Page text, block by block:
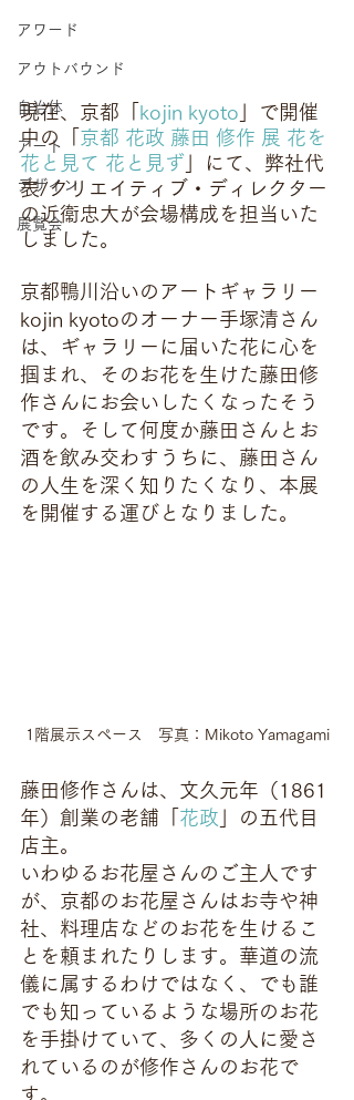
アワード
アウトバウンド
自治体
アート
デザイン
展覧会
現在、京都「 kojin kyoto 」で開催
中の「 京都 花政 藤田 修作 展 花を
花と見て 花と見ず
」にて、弊社代
表/クリエイティブ・ディレクター
の近衞忠大が会場構成を担当いた
しました。
京都鴨川沿いのアートギャラリー
kojin kyotoのオーナー手塚清さん
は、ギャラリーに届いた花に心を
掴まれ、そのお花を生けた藤田修
作さんにお会いしたくなったそう
です。そして何度か藤田さんとお
酒を飲み交わすうちに、藤田さん
の人生を深く知りたくなり、本展
を開催する運びとなりました。
1階展示スペース　写真：Mikoto Yamagami
藤田修作さんは、文久元年（1861
年）創業の老舗「 花政 」の五代目
店主。
いわゆるお花屋さんのご主人です
が、京都のお花屋さんはお寺や神
社、料理店などのお花を生けるこ
とを頼まれたりします。華道の流
儀に属するわけではなく、でも誰
でも知っているような場所のお花
を手掛けていて、多くの人に愛さ
れているのが修作さんのお花で
す。